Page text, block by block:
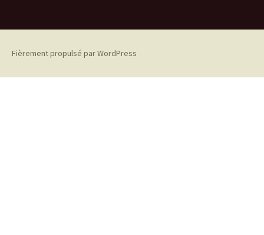
Fièrement propulsé par WordPress